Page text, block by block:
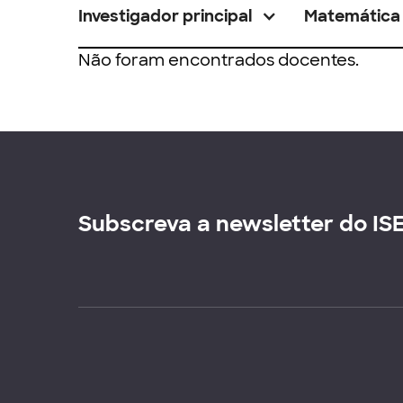
Investigador principal Matemática
Não foram encontrados docentes.
Subscreva a newsletter do